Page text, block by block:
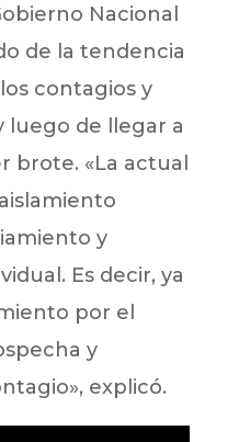
Nacional
de la tendencia
contagios y
luego de llegar a
brote. «La actual
y
Es decir, ya
por el
y
explicó.